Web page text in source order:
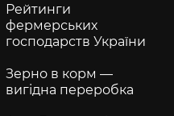
Рейтинги
фермерських
господарств України
Зерно в корм —
вигідна переробка